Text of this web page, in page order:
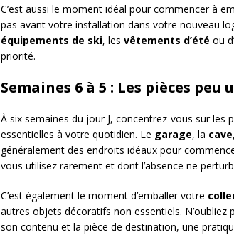
C’est aussi le moment idéal pour commencer à
pas avant votre installation dans votre nouveau
équipements de ski, les vêtements d’été ou d’
priorité.
Semaines 6 à 5 : Les pièces peu
À six semaines du jour J, concentrez-vous sur
essentielles à votre quotidien. Le garage, la cave
généralement des endroits idéaux pour
vous utilisez rarement et dont l’absence ne
C’est également le moment d’emballer votre
autres objets décoratifs non essentiels.
son contenu et la pièce de destination, une